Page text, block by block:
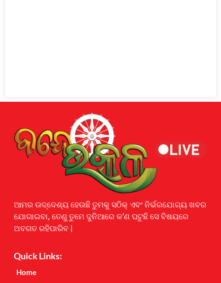
ଆମର ଉଦ୍ଦେଶ୍ୟ ହେଉଛି ତୁମକୁ ସଠିକ୍ ଏବଂ ନିର୍ଭରଯୋଗ୍ୟ ଖବର
ଯୋଗାଇବା, ତେଣୁ ତୁମେ ଦୁନିଆରେ କ’ଣ ଘଟୁଛି ସେ ବିଷୟରେ
ଅବଗତ ରହିପାରିବ |
Quick Links:
Home